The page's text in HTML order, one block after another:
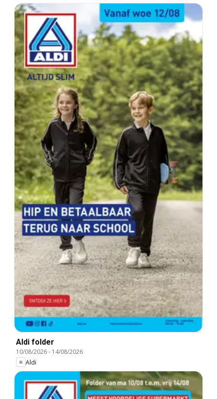
Aldi folder
10/08/2026- 14/08/2026
Aldi